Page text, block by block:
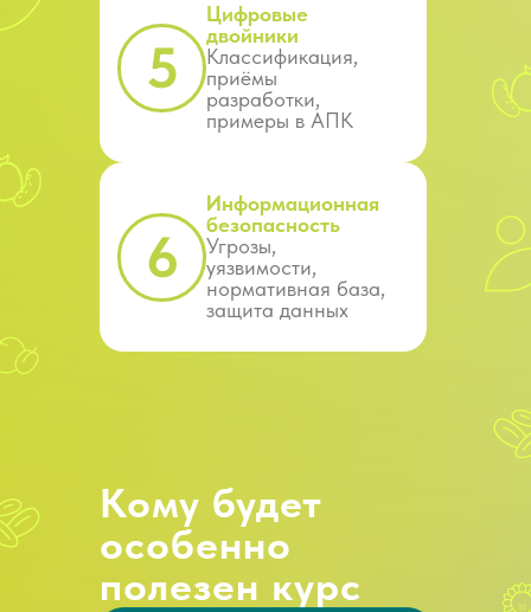
Кому будет
особенно
полезен курс
5
Цифровые
двойники
Классификация,
приёмы
разработки,
примеры в АПК
6
Информационная
безопасность
Угрозы,
уязвимости,
нормативная база,
защита данных